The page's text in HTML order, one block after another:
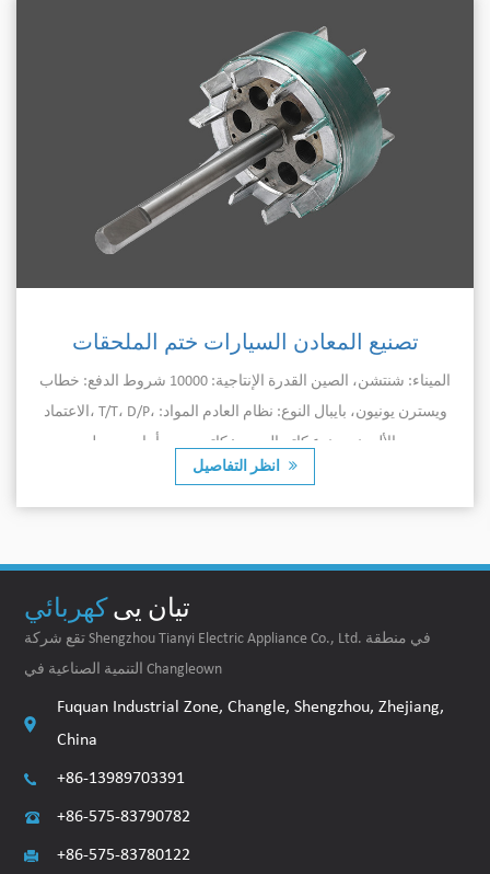
تصنيع المعادن السيارات ختم الملحقات
الميناء: شنتشن، الصين القدرة الإنتاجية: 10000 شروط الدفع:
الألومنيوم نوع كاتم الصوت: كاتم صوت أمامي سطح...
انظر التفاصيل
تيان يى كهربائي
تقع شركة Shengzhou Tianyi Electric Appliance Co., Ltd. في منطقة
التنمية الصناعية في Changleown
Fuquan Industrial Zone, Changle, Shengzhou, Zhejiang,
China
+86-13989703391
+86-575-83790782
+86-575-83780122